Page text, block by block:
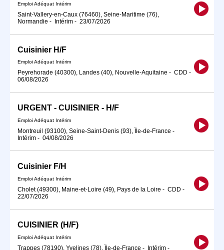
Emploi Adéquat Intérim
Saint-Vallery-en-Caux (76460), Seine-Maritime (76),
Normandie - Intérim - 23/07/2026
Cuisinier H/F
Emploi Adéquat Intérim
Peyrehorade (40300), Landes (40), Nouvelle-Aquitaine - CDD -
06/08/2026
URGENT - CUISINIER - H/F
Emploi Adéquat Intérim
Montreuil (93100), Seine-Saint-Denis (93), Île-de-France -
Intérim - 04/08/2026
Cuisinier F/H
Emploi Adéquat Intérim
Cholet (49300), Maine-et-Loire (49), Pays de la Loire - CDD -
22/07/2026
CUISINIER (H/F)
Emploi Adéquat Intérim
Trappes (78190), Yvelines (78), Île-de-France - Intérim -